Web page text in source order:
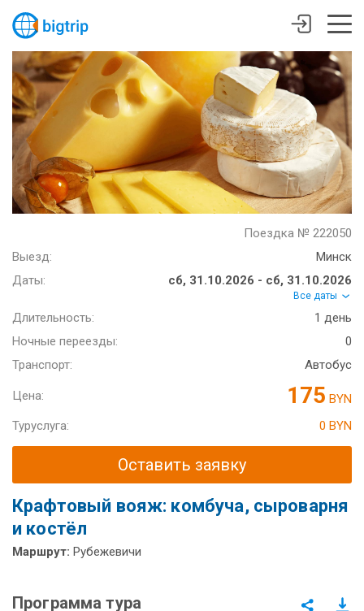
Поездка № 222050
Выезд:
Минск
Даты:
сб, 31.10.2026 - сб, 31.10.2026
Все даты
Длительность:
1 день
Ночные переезды:
0
Транспорт:
Автобус
Цена: 175 BYN
Туруслуга:
0 BYN
Оставить заявку
Крафтовый вояж: комбуча, сыроварня
и костёл
Маршрут: Рубежевичи
Программа тура